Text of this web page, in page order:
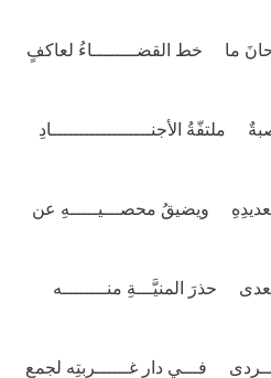
وحانَ ما خط القضــــــــاءُ لعاكفٍ
الأجنــــــــــــــــــادِ
ويضيقُ محصـــيـــــهِ عن
حذرَ المنيَّـــةِ منــــــــه
فـــي دارِ غــــــربتِه لجمعِ